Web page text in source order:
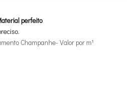
perfeito
Champanhe- Valor por m¹